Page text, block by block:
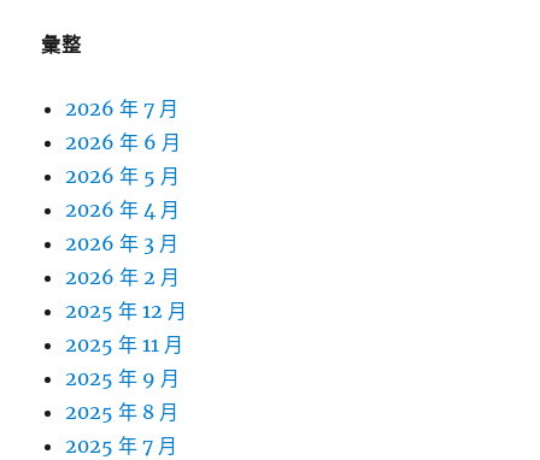
彙整
2026 年 7 月
2026 年 6 月
2026 年 5 月
2026 年 4 月
2026 年 3 月
2026 年 2 月
2025 年 12 月
2025 年 11 月
2025 年 9 月
2025 年 8 月
2025 年 7 月